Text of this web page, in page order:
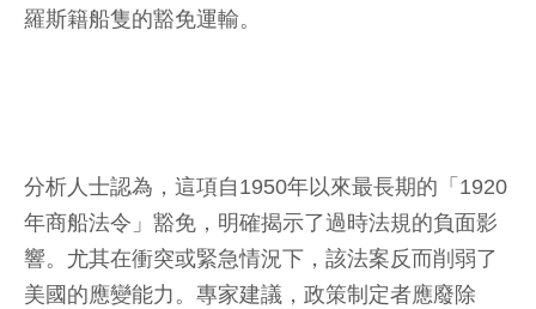
羅斯籍船隻的豁免運輸。
分析人士認為，這項自1950年以來最長期的「1920
年商船法令」豁免，明確揭示了過時法規的負面影
響。尤其在衝突或緊急情況下，該法案反而削弱了
美國的應變能力。專家建議，政策制定者應廢除